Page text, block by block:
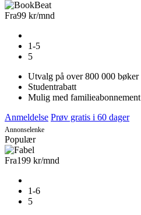
Fra99 kr/mnd
1-5
5
Utvalg på over 800 000 bøker
Studentrabatt
Mulig med familieabonnement
Anmeldelse Prøv gratis i 60 dager
Annonselenke
Populær
Fra199 kr/mnd
1-6
5